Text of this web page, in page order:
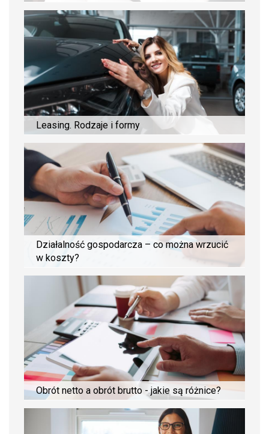
Leasing. Rodzaje i formy
Działalność gospodarcza – co można wrzucić
w koszty?
Obrót netto a obrót brutto - jakie są różnice?